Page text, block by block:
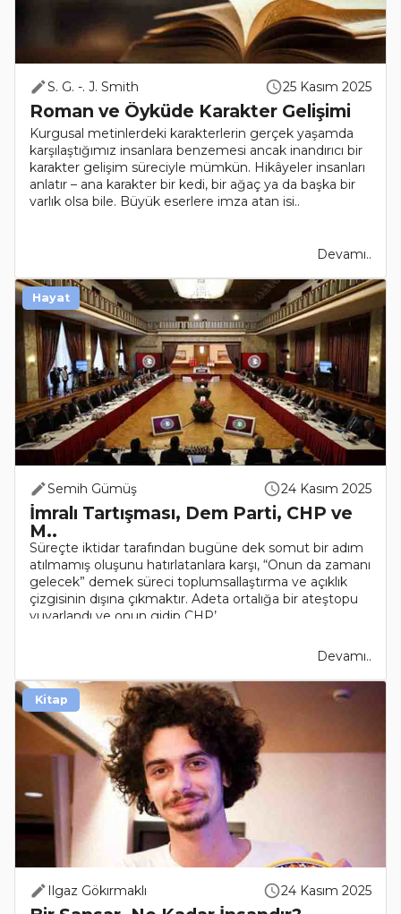
S. G. -. J. Smith 25 Kasım 2025
Roman ve Öyküde Karakter Gelişimi
Kurgusal metinlerdeki karakterlerin gerçek yaşamda
karşılaştığımız insanlara benzemesi ancak inandırıcı bir
karakter gelişim süreciyle mümkün. Hikâyeler insanları
anlatır – ana karakter bir kedi, bir ağaç ya da başka bir
varlık olsa bile. Büyük eserlere imza atan isi..
Devamı..
Semih Gümüş 24 Kasım 2025
İmralı Tartışması, Dem Parti, CHP ve
M..
Süreçte iktidar tarafından bugüne dek somut bir adım
atılmamış oluşunu hatırlatanlara karşı, “Onun da zamanı
gelecek” demek süreci toplumsallaştırma ve açıklık
çizgisinin dışına çıkmaktır. Adeta ortalığa bir ateştopu
yuvarlandı ve onun gidip CHP’..
Devamı..
Hayat
Ilgaz Gökırmaklı 24 Kasım 2025
Kitap